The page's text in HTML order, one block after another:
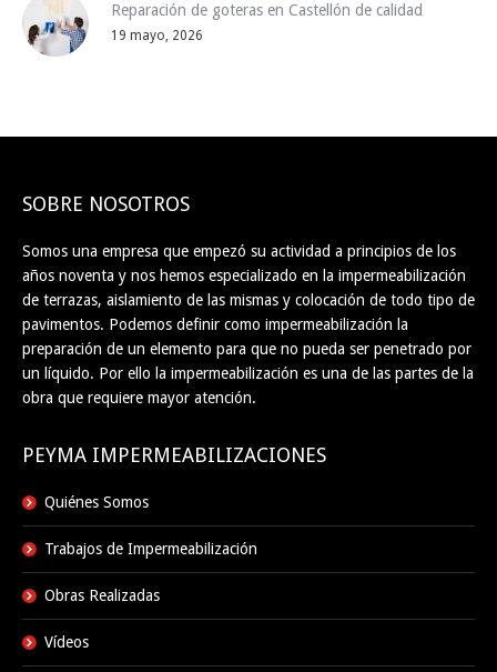
Reparación de goteras en Castellón de calidad
19 mayo, 2026
SOBRE NOSOTROS
Somos una empresa que empezó su actividad a principios de los
años noventa y nos hemos especializado en la impermeabilización
de terrazas, aislamiento de las mismas y colocación de todo tipo de
pavimentos. Podemos definir como impermeabilización la
preparación de un elemento para que no pueda ser penetrado por
un líquido. Por ello la impermeabilización es una de las partes de la
obra que requiere mayor atención.
PEYMA IMPERMEABILIZACIONES
Quiénes Somos
Trabajos de Impermeabilización
Obras Realizadas
Vídeos